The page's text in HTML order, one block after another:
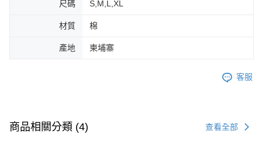
尺碼 S,M,L,XL
材質 棉
產地 柬埔寨
客服
商品相關分類 (4) 查看全部